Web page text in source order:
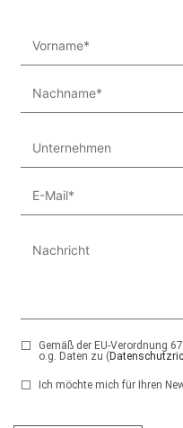
Gemäß der EU-Verordnung
o.g. Daten zu (
Ich möchte mich für Ihren